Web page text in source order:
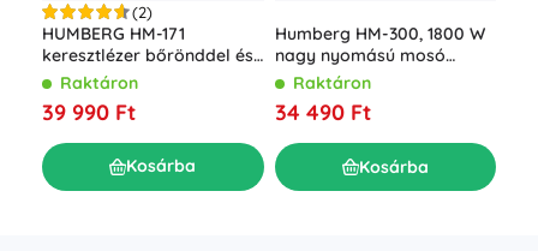
(2)
HUMBERG HM-171
keresztlézer bőrönddel és
állvánnyal, 4D 16 vonal,
Raktáron
39 990 Ft
Kosárba
Humberg HM-300, 1800 W
nagy nyomású mosó
feltekerhető tömlővel, 230
Raktáron
34 490 Ft
Kosárba